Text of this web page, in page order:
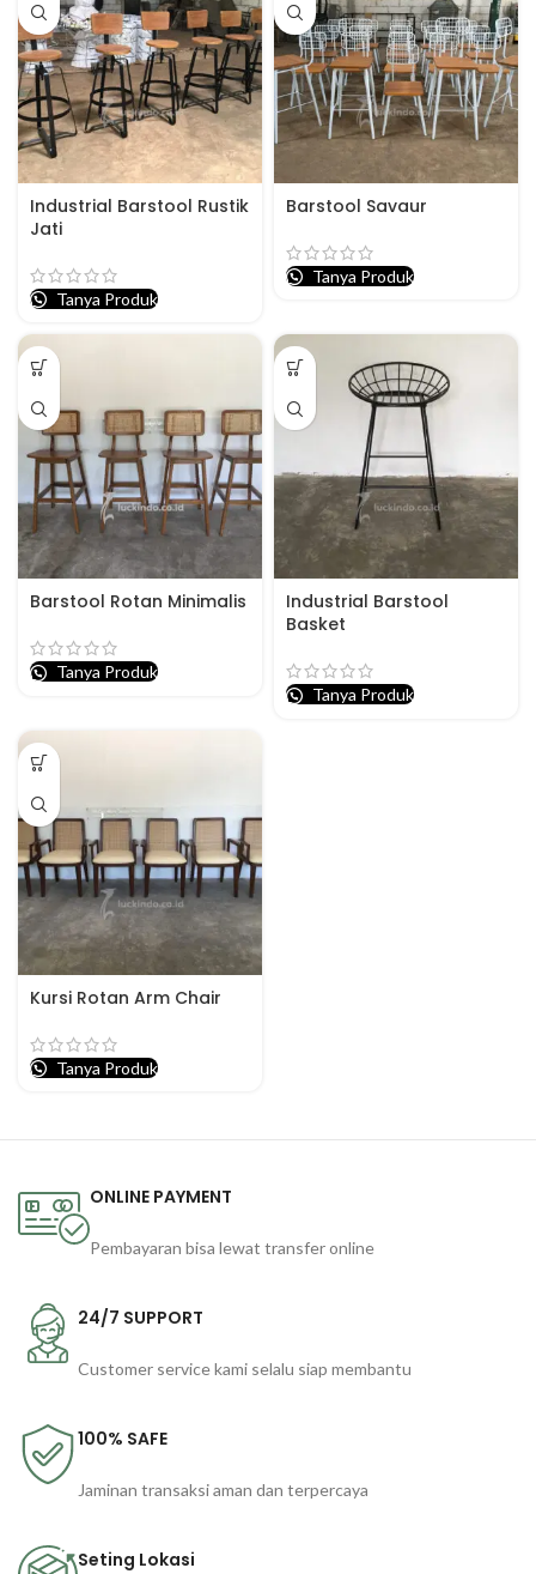
Industrial Barstool Rustik
Jati
Tanya Produk
Barstool Savaur
Tanya Produk
Barstool Rotan Minimalis
Tanya Produk
Industrial Barstool
Basket
Tanya Produk
Kursi Rotan Arm Chair
Tanya Produk
ONLINE PAYMENT
Pembayaran bisa lewat transfer online
24/7 SUPPORT
Customer service kami selalu siap membantu
100% SAFE
Jaminan transaksi aman dan terpercaya
Seting Lokasi